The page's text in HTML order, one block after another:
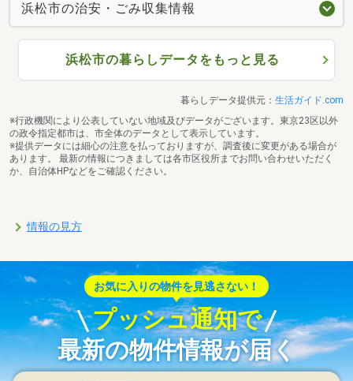
浜松市の治安・ごみ収集情報
浜松市の暮らしデータをもっと見る
暮らしデータ提供元： 生活ガイド.com
※行政機関により公表していない地域及びデータがございます。東京23区以外
の政令指定都市は、市全体のデータとして表示しています。
※提供データには細心の注意を払っておりますが、調査後に変更がある場合が
あります。 最新の情報につきましては各市区役所までお問い合わせいただく
か、自治体HPなどをご確認ください。
情報の見方
お気に入りの物件を見逃さない！
プッシュ通知で
最新の物件情報が届く